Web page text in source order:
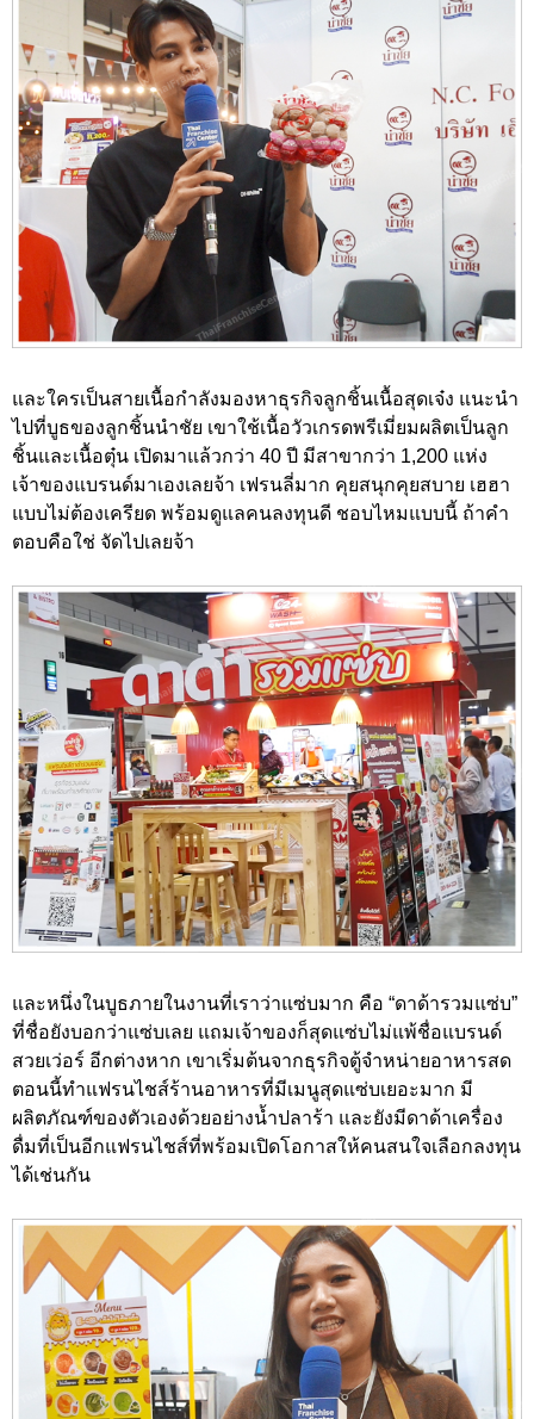
และใครเป็นสายเนื้อกำลังมองหาธุรกิจลูกชิ้นเนื้อสุดเจ๋ง แนะนำ
ไปที่บูธของลูกชิ้นนำชัย เขาใช้เนื้อวัวเกรดพรีเมี่ยมผลิตเป็นลูก
ชิ้นและเนื้อตุ๋น เปิดมาแล้วกว่า 40 ปี มีสาขากว่า 1,200 แห่ง
เจ้าของแบรนด์มาเองเลยจ้า เฟรนลี่มาก คุยสนุกคุยสบาย เฮฮา
แบบไม่ต้องเครียด พร้อมดูแลคนลงทุนดี ชอบไหมแบบนี้ ถ้าคำ
ตอบคือใช่ จัดไปเลยจ้า
และหนึ่งในบูธภายในงานที่เราว่าแซ่บมาก คือ “ดาด้ารวมแซ่บ”
ที่ชื่อยังบอกว่าแซ่บเลย แถมเจ้าของก็สุดแซ่บไม่แพ้ชื่อแบรนด์
สวยเว่อร์ อีกต่างหาก เขาเริ่มต้นจากธุรกิจตู้จำหน่ายอาหารสด
ตอนนี้ทำแฟรนไชส์ร้านอาหารที่มีเมนูสุดแซ่บเยอะมาก มี
ผลิตภัณฑ์ของตัวเองด้วยอย่างน้ำปลาร้า และยังมีดาด้าเครื่อง
ดื่มที่เป็นอีกแฟรนไชส์ที่พร้อมเปิดโอกาสให้คนสนใจเลือกลงทุน
ได้เช่นกัน